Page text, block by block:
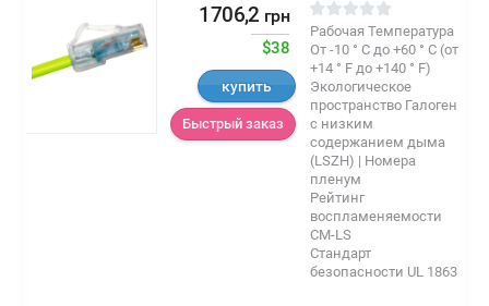
1706,2 грн
$38
купить
Быстрый заказ
Рабочая Температура
От -10 ° C до +60 ° C (от
+14 ° F до +140 ° F)
Экологическое
пространство Галоген
с низким
содержанием дыма
(LSZH) | Номера
пленум
Рейтинг
воспламеняемости
CM-LS
Стандарт
безопасности UL 1863